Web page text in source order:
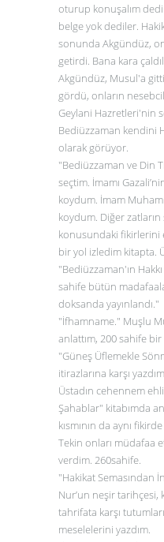
oturup konuşalım
belge yok dediler.
sonunda Akgündüz,
getirdi. Bana kara
Akgündüz, Musul'a
gördü, onların
Geylani Hazretleri'nin
Bediüzzaman kendini
olarak görüyor.
"Bediüzzaman ve Din
seçtim. İmamı
koydum. İmam
koydum. Diğer zatların
konusundaki fikirlerini
bir yol izledim kitapta.
"Bediüzzaman'ın
sahife bütün
doksanda yayınlandı."
"İfhamname." Muşlu
anlattım, 200 sahife bir
"Güneş Üflemekle
itirazlarına karşı
Üstadın cehennem
Şahablar" kitabımda
kısmının da aynı
Tekin onları müdafaa
verdim. 260sahife.
"Hakikat Semasından
Nur’un neşir
tahrifata karşı
meselelerini yazdım.